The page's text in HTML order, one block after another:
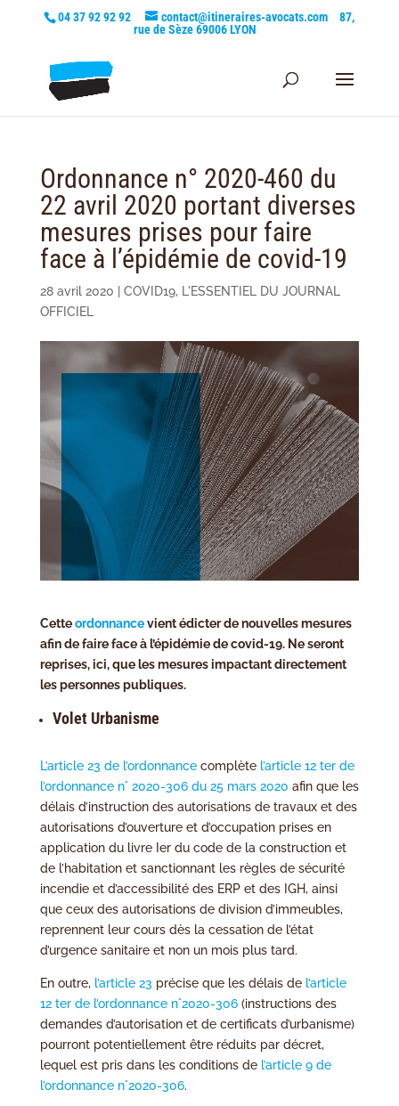
04 37 92 92 92 contact@itineraires-avocats.com
87,
rue de Sèze 69006 LYON
Ordonnance n° 2020-460 du
22 avril 2020 portant diverses
mesures prises pour faire
face à l’épidémie de covid-19
28 avril 2020 COVID19,
L'ESSENTIEL DU JOURNAL
OFFICIEL
Cetteordonnancevient édicter de nouvelles mesures
afin de faire face à l’épidémie de covid-19. Ne seront
reprises, ici, que les mesures impactant directement
les personnes publiques.
Volet Urbanisme
L’article 23 de l’ordonnancecomplète l’article 12 ter de
l’ordonnance n° 2020-306 du 25 mars 2020 afin que les
délais d’instruction des autorisations de travaux et des
autorisations d’ouverture et d’occupation prises en
application du livre Ier du code de la construction et
de l’habitation et sanctionnant les règles de sécurité
incendie et d’accessibilité des ERP et des IGH, ainsi
que ceux des autorisations de division d’immeubles,
reprennent leur cours dès la cessation de l’état
d’urgence sanitaire et non un mois plus tard.
En outre, l’article 23 précise que les délais de l’article
12 ter de l’ordonnance n°2020-306(instructions des
demandes d’autorisation et de certificats d’urbanisme)
pourront potentiellement être réduits par décret,
lequel est pris dans les conditions de l’article 9 de
l’ordonnance n°2020-306.